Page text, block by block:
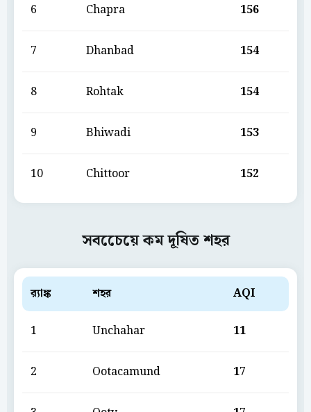
6 Chapra 156
7 Dhanbad 154
8 Rohtak 154
9 Bhiwadi 153
10 Chittoor 152
সবচেেয়ে কম দূষিত শহর
ব়্যাঙ্ক শহর AQI
1 Unchahar 11
2 Ootacamund 17